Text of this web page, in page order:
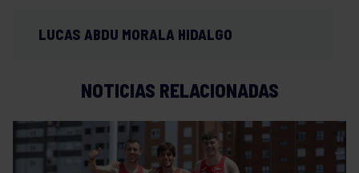
LUCAS ABDU MORALA HIDALGO
NOTICIAS RELACIONADAS